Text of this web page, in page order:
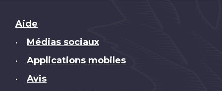
Brand
Aide
• Médias sociaux
• Applications mobiles
• Avis